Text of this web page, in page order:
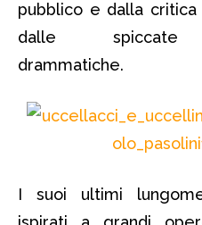
pubblico e dalla
dalle spiccate
drammatiche.
I suoi ultimi